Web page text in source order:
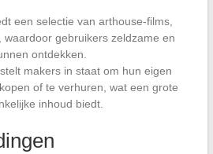
een selectie van arthouse-films,
waardoor gebruikers zeldzame en
ontdekken.
makers in staat om hun eigen
of te verhuren, wat een grote
inhoud biedt.